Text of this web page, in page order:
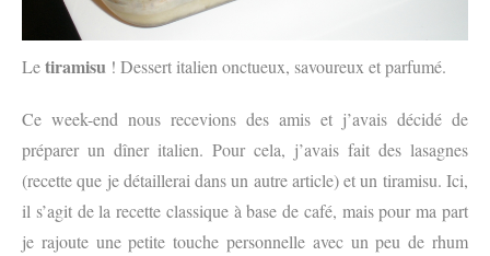
Letiramisu ! Dessert italien onctueux, savoureux et parfumé.
Ce week-end nous recevions des amis et j’avais décidé de
préparer un dîner italien. Pour cela, j’avais fait des lasagnes
(recette que je détaillerai dans un autre article) et un tiramisu. Ici,
il s’agit de la recette classique à base de café, mais pour ma part
je rajoute une petite touche personnelle avec un peu de rhum